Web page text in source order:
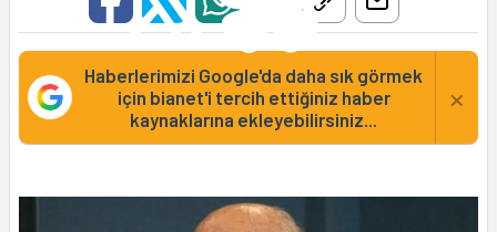
Haberlerimizi Google'da daha sık görmek
için bianet'i tercih ettiğiniz haber
kaynaklarına ekleyebilirsiniz...
×